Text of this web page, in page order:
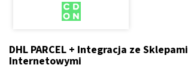
DHL PARCEL + Integracja ze Sklepami
Internetowymi